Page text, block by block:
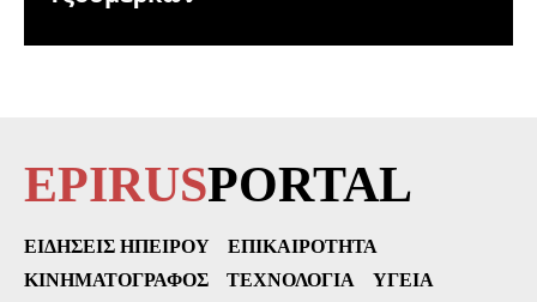
EPIRUSPORTAL
ΕΙΔΉΣΕΙΣ ΗΠΕΊΡΟΥ
ΕΠΙΚΑΙΡΌΤΗΤΑ
ΚΙΝΗΜΑΤΟΓΡΆΦΟΣ
ΤΕΧΝΟΛΟΓΊΑ
ΥΓΕΊΑ